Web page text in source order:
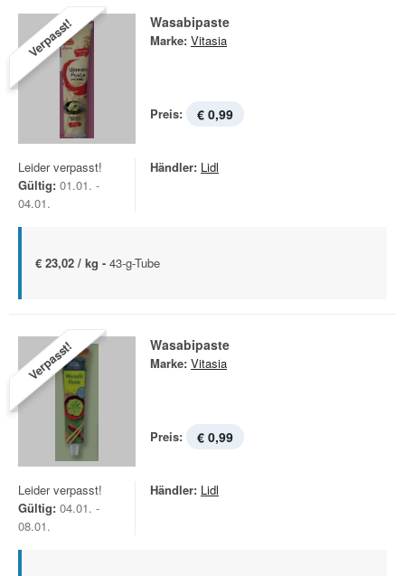
Verpasst! Wasabipaste
Marke: Vitasia
Preis: € 0,99
Leider verpasst!
Gültig: 01.01. -
04.01.
Händler: Lidl
€ 23,02 / kg - 43-g-Tube
Verpasst! Wasabipaste
Marke: Vitasia
Preis: € 0,99
Leider verpasst!
Gültig: 04.01. -
08.01.
Händler: Lidl